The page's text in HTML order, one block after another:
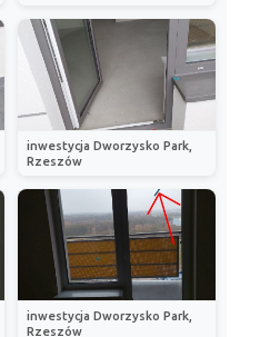
inwestycja Dworzysko Park,
Rzeszów
inwestycja Dworzysko Park,
Rzeszów